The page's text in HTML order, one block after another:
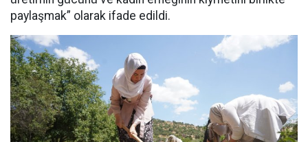
paylaşmak” olarak ifade edildi.